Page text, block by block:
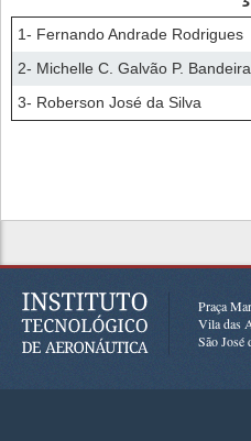
1- Fernando Andrade Rodrigues
2- Michelle C. Galvão P. Bandeira
3- Roberson José da Silva
Praça
Vila das
São José